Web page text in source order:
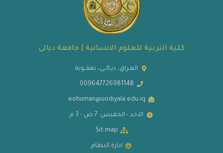
كلية التربية للعلوم الانسانية | جامعة ديالى
العـراق، ديـالــى، بعقــوبة
009647726981148
eohuman@uodiyala.edu.iq
الاحد - الخميس: 7 ص - 3 م
Sit map
ادارة النظام